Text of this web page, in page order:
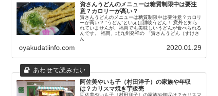
資さんうどんのメニューは糖質制限中は要注
意？カロリーが高い？
資さんうどんのメニューは糖質制限中は要注意？カロリ
ーが高い？ ”うどん”といえば讃岐うどん！ 意外と知ら
れていませんが、福岡でも美味しいうどんが食べられる
んです。 福岡、北九州発祥の 「資さんうどん（すけさ
ん…
oyakudatiinfo.com 2020.01.29
阿佐美やいも子（村田洋子）の家族や年収
は？カリスマ焼き芋販売
阿佐美やいも子（村田洋子）の家族や年収は？カリスマ